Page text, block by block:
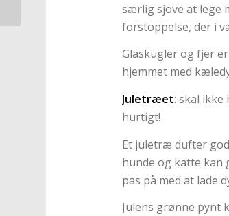
særlig sjove at lege
forstoppelse, der i
Glaskugler og fjer
hjemmet med
Juletræet: skal ikke
hurtigt!
Et juletræ dufter
hunde og katte kan
pas på med at lade
Julens grønne pynt